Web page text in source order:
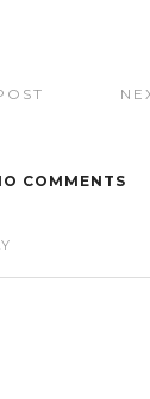
COMMENTS